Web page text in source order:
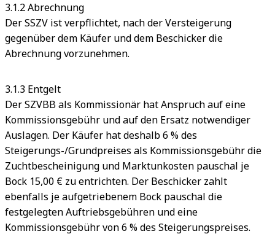
3.1.2 Abrechnung
Der SSZV ist verpflichtet, nach der Versteigerung
gegenüber dem Käufer und dem Beschicker die
Abrechnung vorzunehmen.
3.1.3 Entgelt
Der SZVBB als Kommissionär hat Anspruch auf eine
Kommissionsgebühr und auf den Ersatz notwendiger
Auslagen. Der Käufer hat deshalb 6 % des
Steigerungs-/Grundpreises als Kommissionsgebühr die
Zuchtbescheinigung und Marktunkosten pauschal je
Bock 15,00 € zu entrichten. Der Beschicker zahlt
ebenfalls je aufgetriebenem Bock pauschal die
festgelegten Auftriebsgebühren und eine
Kommissionsgebühr von 6 % des Steigerungspreises.